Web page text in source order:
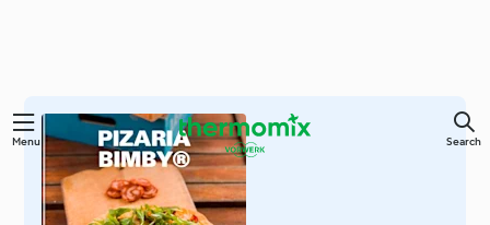
Skip
content
Menu Search